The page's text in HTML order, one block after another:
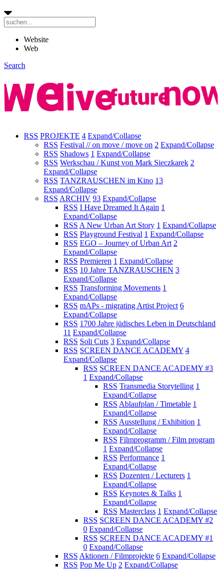
Website
Web
Search
RSS PROJEKTE 4 Expand/Collapse
RSS Festival // on move / move on 2 Expand/Collapse
RSS Shadows 1 Expand/Collapse
RSS Werkschau / Kunst von Mark Sieczkarek 2
Expand/Collapse
RSS TANZRAUSCHEN im Kino 13
Expand/Collapse
RSS ARCHIV 93 Expand/Collapse
RSS I Have Dreamed It Again 1
Expand/Collapse
RSS A New Urban Art Story 1 Expand/Collapse
RSS Playground Festival 1 Expand/Collapse
RSS EGO – Journey of Urban Art 2
Expand/Collapse
RSS Premieren 1 Expand/Collapse
RSS 10 Jahre TANZRAUSCHEN 3
Expand/Collapse
RSS Transforming Movements 1
Expand/Collapse
RSS mAPs - migrating Artist Project 6
Expand/Collapse
RSS 1700 Jahre jüdisches Leben in Deutschland
11 Expand/Collapse
RSS Soli Cuts 3 Expand/Collapse
RSS SCREEN DANCE ACADEMY 4
Expand/Collapse
RSS SCREEN DANCE ACADEMY #3
1 Expand/Collapse
RSS Transmedia Storytelling 1
Expand/Collapse
RSS Ablaufplan / Timetable 1
Expand/Collapse
RSS Ausstellung / Exhibition 1
Expand/Collapse
RSS Filmprogramm / Film program
1 Expand/Collapse
RSS Performance 1
Expand/Collapse
RSS Dozenten / Lecturers 1
Expand/Collapse
RSS Keynotes & Talks 1
Expand/Collapse
RSS Masterclass 1 Expand/Collapse
RSS SCREEN DANCE ACADEMY #2
0 Expand/Collapse
RSS SCREEN DANCE ACADEMY #1
0 Expand/Collapse
RSS Aktionen / Filmprojekte 6 Expand/Collapse
RSS Pop Me Up 2 Expand/Collapse